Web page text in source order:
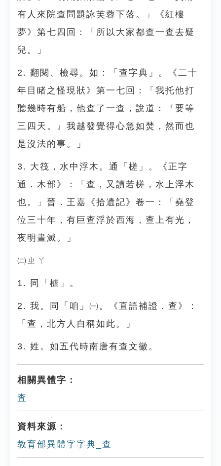
有人來院查問題詠芙蓉下落。」《紅樓
夢》第七四回：「所以大家都查一查去疑
兒。」
2. 翻閱、檢尋。如：「查字典」。《二十
年目睹之怪現狀》第一七回：「我托他打
聽幾時有船，他查了一查，說道：『要等
三四天。』我越發覺得心急如焚，然而也
是沒法的事。」
3. 大筏，水中浮木。通「槎」。《正字
通．木部》：「查，又讀若槎，水上浮木
也。」晉．王嘉《拾遺記》卷一：「堯登
位三十年，有巨查浮於西海，查上有光，
夜明晝滅。」
㈡ㄓㄚ
1. 同「樝」。
2. 我。同「咱」㈠。《直語補證．查》：
「查，北方人自稱如此。」
3. 姓。如五代時南唐有查文徽。
相關異體字：
査
資料來源：
教育部異體字字典_查